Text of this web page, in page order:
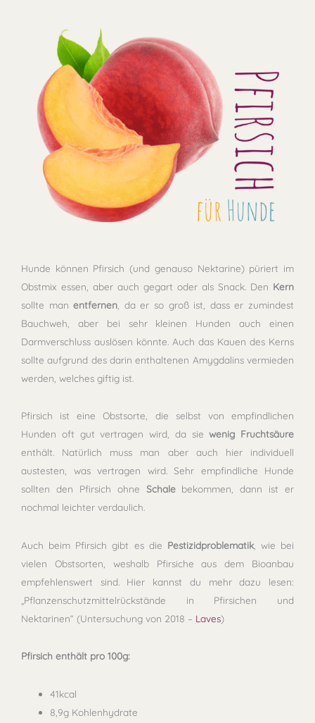
Hunde können Pfirsich (und genauso Nektarine) püriert im
Obstmix essen, aber auch gegart oder als Snack. Den Kern
sollte manentfernen , da er so groß ist, dass er zumindest
Bauchweh, aber bei sehr kleinen Hunden auch einen
Darmverschluss auslösen könnte. Auch das Kauen des Kerns
sollte aufgrund des darin enthaltenen Amygdalins vermieden
werden, welches giftig ist.
Pfirsich ist eine Obstsorte, die selbst von empfindlichen
Hunden oft gut vertragen wird, da siewenig Fruchtsäure
enthält. Natürlich muss man aber auch hier individuell
austesten, was vertragen wird. Sehr empfindliche Hunde
sollten den Pfirsich ohne Schalebekommen, dann ist er
nochmal leichter verdaulich.
Auch beim Pfirsich gibt es die Pestizidproblematik, wie bei
vielen Obstsorten, weshalb Pfirsiche aus dem Bioanbau
empfehlenswert sind. Hier kannst du mehr dazu lesen:
„Pflanzenschutzmittelrückstände in Pfirsichen und
Nektarinen“ (Untersuchung von 2018 – Laves)
Pfirsich enthält pro 100g:
41kcal
8,9g Kohlenhydrate